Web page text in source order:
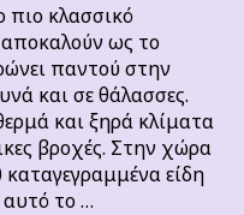
πιο κλασσικό
ως το
παντού στην
και σε θάλασσες.
και ξηρά κλίματα
βροχές. Στην χώρα
είδη
αυτό το …